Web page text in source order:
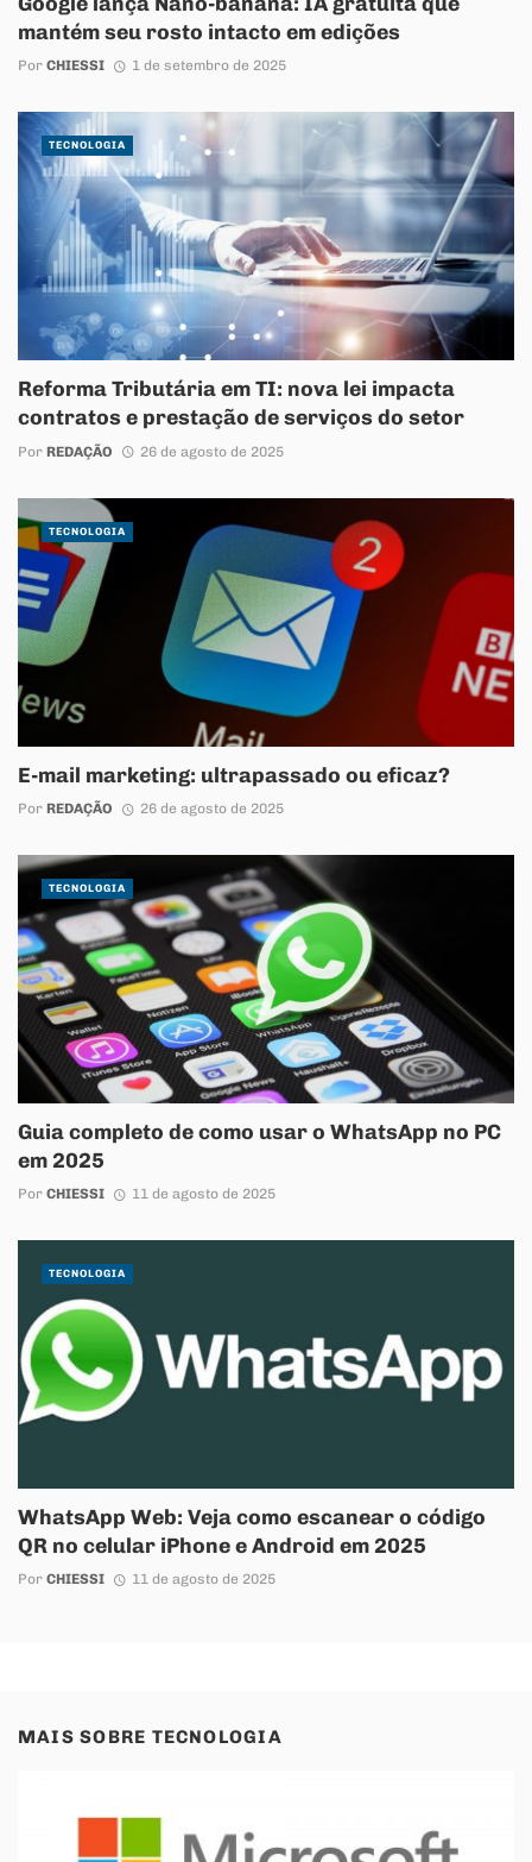
mantém seu rosto intacto em edições
Por CHIESSI 1 de setembro de 2025
Reforma Tributária em TI: nova lei impacta
contratos e prestação de serviços do setor
Por REDAÇÃO 26 de agosto de 2025
TECNOLOGIA
E-mail marketing: ultrapassado ou eficaz?
Por REDAÇÃO 26 de agosto de 2025
TECNOLOGIA
Guia completo de como usar o WhatsApp no PC
em 2025
Por CHIESSI 11 de agosto de 2025
TECNOLOGIA
WhatsApp Web: Veja como escanear o código
QR no celular iPhone e Android em 2025
Por CHIESSI 11 de agosto de 2025
TECNOLOGIA
MAIS SOBRE TECNOLOGIA